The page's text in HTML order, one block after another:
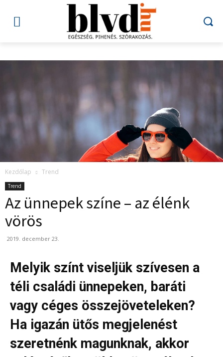
Kezdőlap Trend
Trend
Az ünnepek színe – az élénk
vörös
2019. december 23.
Melyik színt viseljük szívesen a
téli családi ünnepeken, baráti
vagy céges összejöveteleken?
Ha igazán ütős megjelenést
szeretnénk magunknak, akkor